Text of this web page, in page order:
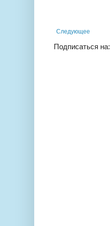
Следующее
Подписаться на: